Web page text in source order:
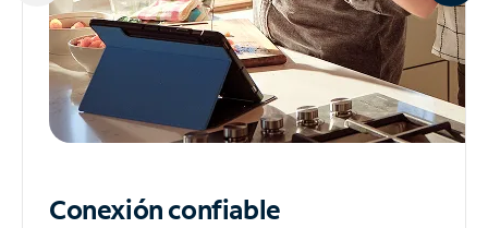
Conexión confiable